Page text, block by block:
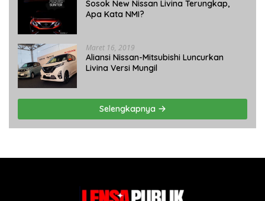
Sosok New Nissan Livina Terungkap,
Apa Kata NMI?
Maret 16, 2019
Aliansi Nissan-Mitsubishi Luncurkan
Livina Versi Mungil
Selengkapnya